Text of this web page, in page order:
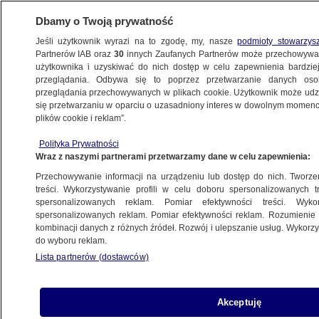
FAKTY
futerkowych u prezydenta. Co
o tej sprawie sądzą Polacy?
Marzanna Zielińska
13.11.2025, 22:11
Posłuchaj artykułu
Dbamy o Twoją prywatność
Jeśli użytkownik wyrazi na to zgodę, my, naszepodmioty
Partnerów IAB oraz30 innych Zaufanych Partnerów może
użytkownika i uzyskiwać do nich dostęp w celu zapewnienia
przeglądania. Odbywa się to poprzez przetwarzanie danych
przeglądania przechowywanych w plikach cookie. Użytkownik może
się przetwarzaniu w oparciu o uzasadniony interes w dowolnym
plików cookie i reklam”.
Polityka Prywatności
Wraz z naszymi partnerami przetwarzamy dane w celu zapewnienia:
Przechowywanie informacji na urządzeniu lub dostęp do nich.
treści. Wykorzystywanie profili w celu doboru spersonalizowanych
spersonalizowanych reklam. Pomiar efektywności treści.
spersonalizowanych reklam. Pomiar efektywności reklam.
kombinacji danych z różnych źródeł. Rozwój i ulepszanie usług.
do wyboru reklam.
Lista partnerów (dostawców)
Akceptuję